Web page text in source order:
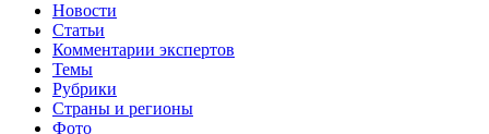
Новости
Статьи
Комментарии экспертов
Темы
Рубрики
Страны и регионы
Фото